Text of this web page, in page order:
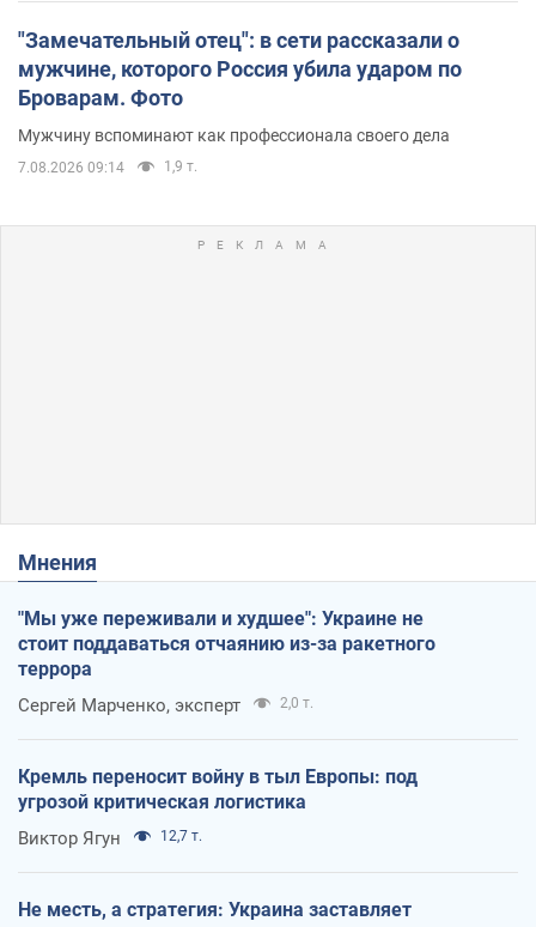
"Замечательный отец": в сети рассказали о
мужчине, которого Россия убила ударом по
Броварам. Фото
Мужчину вспоминают как профессионала своего дела
7.08.2026 09:14 1,9 т.
Мнения
"Мы уже переживали и худшее": Украине не
стоит поддаваться отчаянию из-за ракетного
террора
Сергей Марченко, эксперт 2,0 т.
Кремль переносит войну в тыл Европы: под
угрозой критическая логистика
Виктор Ягун 12,7 т.
Не месть, а стратегия: Украина заставляет